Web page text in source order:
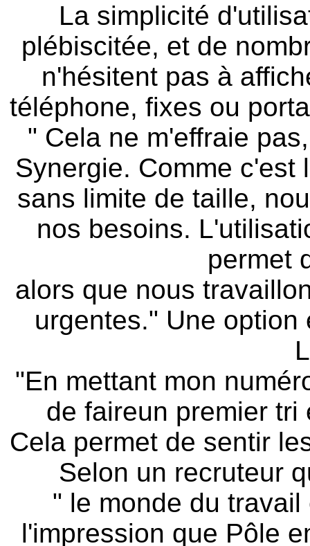
La simplicité
plébiscitée, et de
n'hésitent pas à
téléphone, fixes ou
" Cela ne m'effraie
Synergie. Comme c'est
sans limite de taille,
nos besoins.
permet
alors que nous
urgentes." Une
"En mettant mon
de faireun premier
Cela permet de sentir
Selon un recruteur
" le monde du
l'impression que Pôle